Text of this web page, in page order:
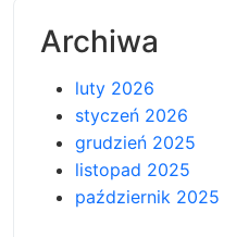
Archiwa
luty 2026
styczeń 2026
grudzień 2025
listopad 2025
październik 2025